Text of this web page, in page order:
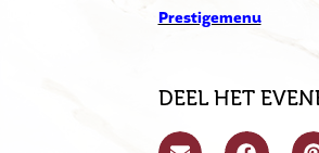
Prestigemenu
DEEL HET